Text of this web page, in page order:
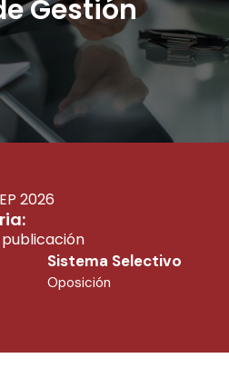
Gestión
2026
Sistema Selectivo
Oposición